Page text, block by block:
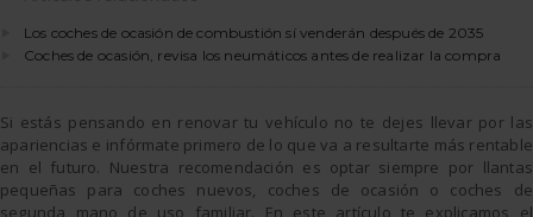
Los coches de ocasión de combustión sí venderán después de 2035
Coches de ocasión, revisa los neumáticos antes de realizar la compra
Si estás pensando en renovar tu vehículo no te dejes llevar por las
apariencias e infórmate primero de lo que va a resultarte más rentable
en el futuro. Nuestra recomendación es optar siempre por llantas
pequeñas para coches nuevos, coches de ocasión o coches de
segunda mano de uso familiar. En este artículo te explicamos el